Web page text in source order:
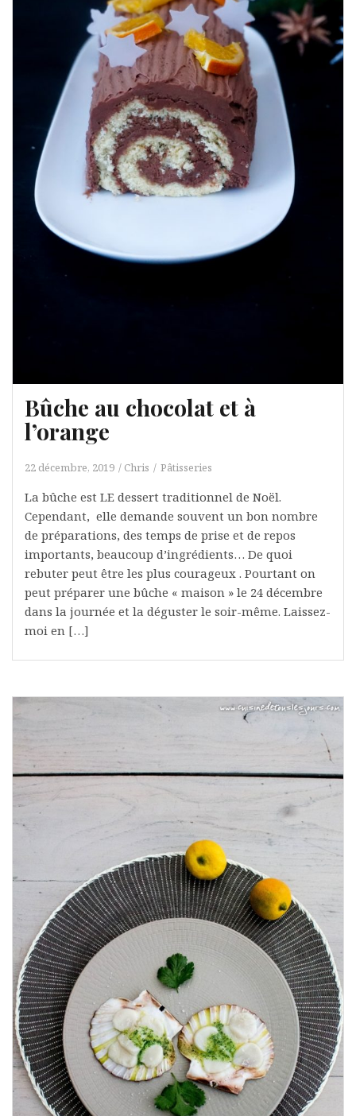
Bûche au chocolat et à
l’orange
22 décembre, 2019 Chris Pâtisseries
La bûche est LE dessert traditionnel de Noël.
Cependant, elle demande souvent un bon nombre
de préparations, des temps de prise et de repos
importants, beaucoup d’ingrédients… De quoi
rebuter peut être les plus courageux . Pourtant on
peut préparer une bûche « maison » le 24 décembre
dans la journée et la déguster le soir-même. Laissez-
moi en […]